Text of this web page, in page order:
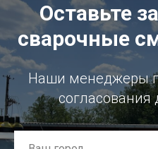
Оставьте
сварочные
Наши менеджеры
согласования